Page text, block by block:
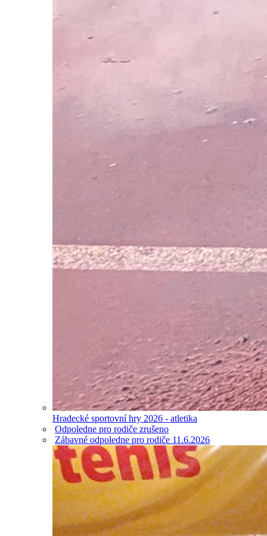
Hradecké sportovní hry 2026 - atletika
Odpoledne pro rodiče zrušeno
Zábavné odpoledne pro rodiče 11.6.2026